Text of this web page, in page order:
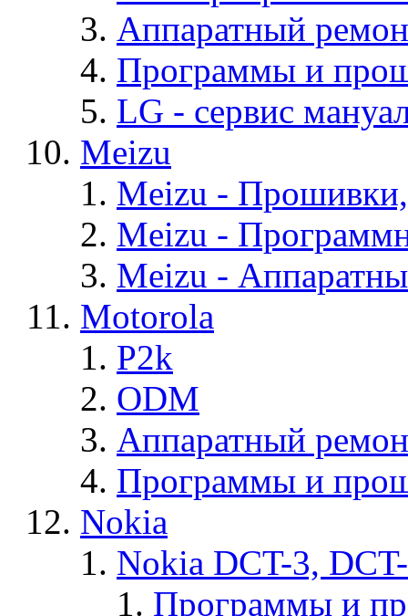
Аппаратный
Программы и
LG - cервис
Meizu
Meizu -
Meizu -
Meizu -
Motorola
P2k
ODM
Аппаратный
Программы и
Nokia
Nokia DCT-3,
Программы и